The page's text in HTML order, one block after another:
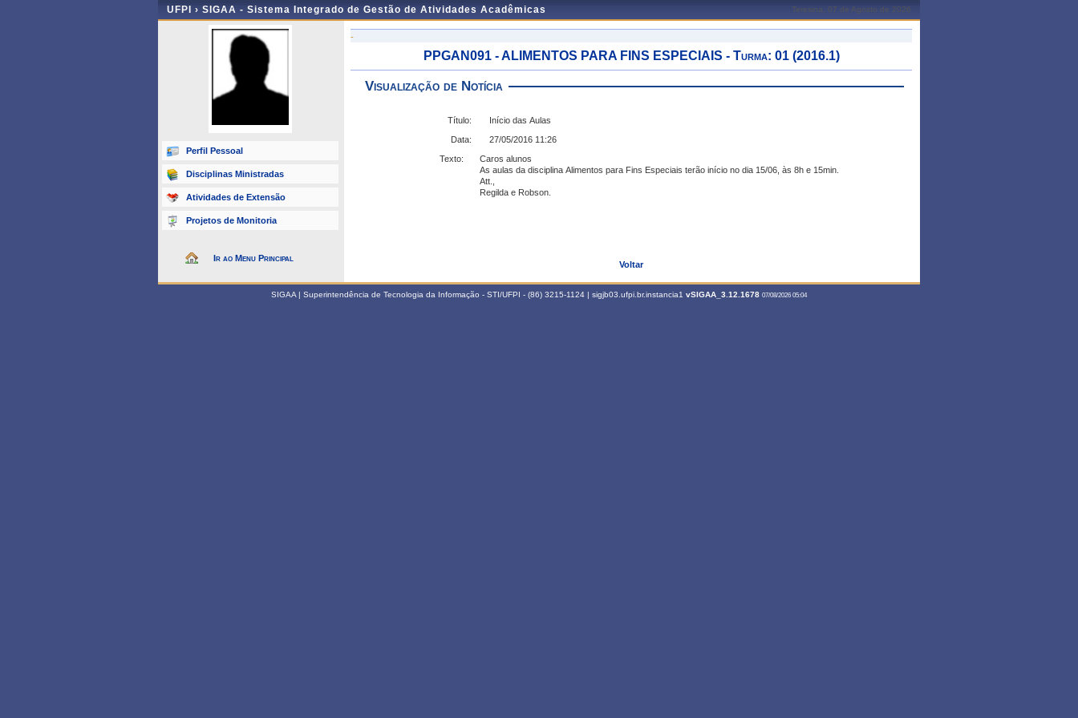
UFPI › SIGAA - Sistema Integrado de Gestão de Atividades Acadêmicas Teresina, 07 de Agosto de 2026
Perfil Pessoal
Disciplinas Ministradas
Atividades de Extensão
Projetos de Monitoria
Ir ao Menu Principal
-
PPGAN091 - ALIMENTOS PARA FINS ESPECIAIS - Turma: 01 (2016.1)
Visualização de Notícia
Título:
Início das Aulas
Data:
27/05/2016 11:26
Texto:
Caros alunos
As aulas da disciplina Alimentos para Fins Especiais terão início no dia 15/06, às 8h e 15min.
Att.,
Regilda e Robson.
Voltar
SIGAA | Superintendência de Tecnologia da Informação - STI/UFPI - (86) 3215-1124 | sigjb03.ufpi.br.instancia1 vSIGAA_3.12.1678 07/08/2026 05:04